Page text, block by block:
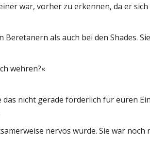
war, vorher zu erkennen, da er
als auch bei den Shades.
wehren?«
nicht gerade förderlich für euren
nervös wurde. Sie war noch